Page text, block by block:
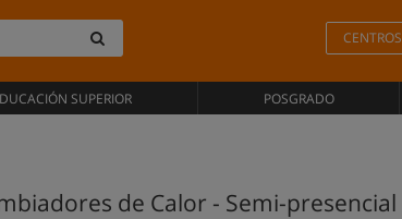
CENTROS
SUPERIOR POSGRADO
de Calor - Semi-presencial